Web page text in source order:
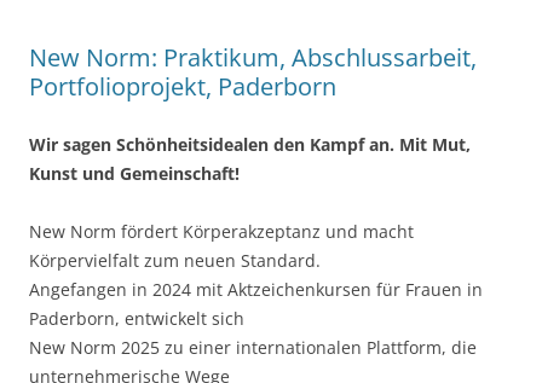
New Norm: Praktikum, Abschlussarbeit,
Portfolioprojekt, Paderborn
Wir sagen Schönheitsidealen den Kampf an. Mit Mut,
Kunst und Gemeinschaft!
New Norm fördert Körperakzeptanz und macht
Körpervielfalt zum neuen Standard.
Angefangen in 2024 mit Aktzeichenkursen für Frauen in
Paderborn, entwickelt sich
New Norm 2025 zu einer internationalen Plattform, die
unternehmerische Wege